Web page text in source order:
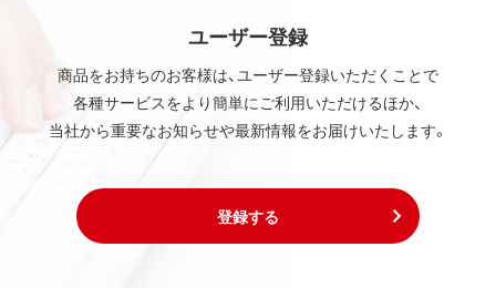
ユーザー登録
商品をお持ちのお客様は、ユーザー登録いただくことで
各種サービスをより簡単にご利用いただけるほか、
当社から重要なお知らせや最新情報をお届けいたします。
登録する